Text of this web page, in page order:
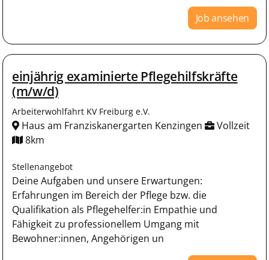
Job ansehen
einjährig examinierte Pflegehilfskräfte
(m/w/d)
Arbeiterwohlfahrt KV Freiburg e.V.
Haus am Franziskanergarten Kenzingen
Vollzeit
8km
Stellenangebot
Deine Aufgaben und unsere Erwartungen:
Erfahrungen im Bereich der Pflege bzw. die
Qualifikation als Pflegehelfer:in Empathie und
Fähigkeit zu professionellem Umgang mit
Bewohner:innen, Angehörigen un